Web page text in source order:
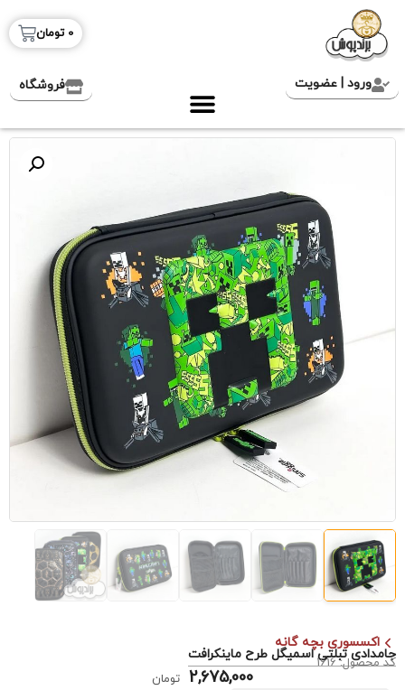
0 تومان
ورود | عضویت فروشگاه
اکسسوری بچه گانه
جامدادی تبلتی اسمیگل طرح ماینکرافت
کد محصول: 1616
2,675,000 تومان